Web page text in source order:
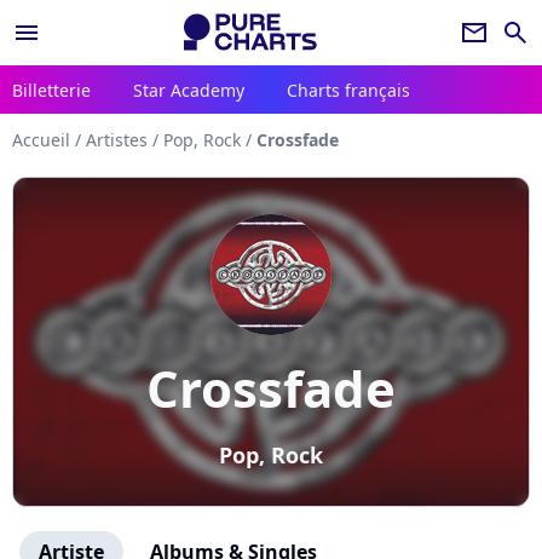
menu newsletter search
Billetterie Star Academy Charts français
Accueil / Artistes / Pop, Rock / Crossfade
Crossfade
Pop, Rock
Artiste Albums & Singles